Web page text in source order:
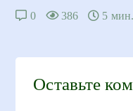
0 386 5 мин.
Оставьте